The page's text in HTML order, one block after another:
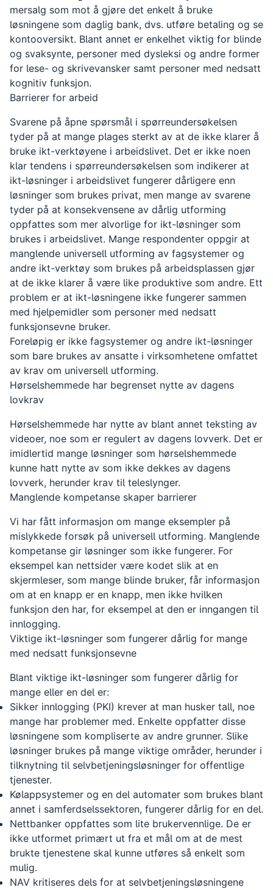
mersalg som mot å gjøre det enkelt å bruke
løsningene som daglig bank, dvs. utføre betaling og se
kontooversikt. Blant annet er enkelhet viktig for blinde
og svaksynte, personer med dysleksi og andre former
for lese- og skrivevansker samt personer med nedsatt
kognitiv funksjon.
Barrierer for arbeid
Svarene på åpne spørsmål i spørreundersøkelsen
tyder på at mange plages sterkt av at de ikke klarer å
bruke ikt-verktøyene i arbeidslivet. Det er ikke noen
klar tendens i spørreundersøkelsen som indikerer at
ikt-løsninger i arbeidslivet fungerer dårligere enn
løsninger som brukes privat, men mange av svarene
tyder på at konsekvensene av dårlig utforming
oppfattes som mer alvorlige for ikt-løsninger som
brukes i arbeidslivet. Mange respondenter oppgir at
manglende universell utforming av fagsystemer og
andre ikt-verktøy som brukes på arbeidsplassen gjør
at de ikke klarer å være like produktive som andre. Ett
problem er at ikt-løsningene ikke fungerer sammen
med hjelpemidler som personer med nedsatt
funksjonsevne bruker.
Foreløpig er ikke fagsystemer og andre ikt-løsninger
som bare brukes av ansatte i virksomhetene omfattet
av krav om universell utforming.
Hørselshemmede har begrenset nytte av dagens
lovkrav
Hørselshemmede har nytte av blant annet teksting av
videoer, noe som er regulert av dagens lovverk. Det er
imidlertid mange løsninger som hørselshemmede
kunne hatt nytte av som ikke dekkes av dagens
lovverk, herunder krav til teleslynger.
Manglende kompetanse skaper barrierer
Vi har fått informasjon om mange eksempler på
mislykkede forsøk på universell utforming. Manglende
kompetanse gir løsninger som ikke fungerer. For
eksempel kan nettsider være kodet slik at en
skjermleser, som mange blinde bruker, får informasjon
om at en knapp er en knapp, men ikke hvilken
funksjon den har, for eksempel at den er inngangen til
innlogging.
Viktige ikt-løsninger som fungerer dårlig for mange
med nedsatt funksjonsevne
Blant viktige ikt-løsninger som fungerer dårlig for
mange eller en del er:
Sikker innlogging (PKI) krever at man husker tall, noe
mange har problemer med. Enkelte oppfatter disse
løsningene som kompliserte av andre grunner. Slike
løsninger brukes på mange viktige områder, herunder i
tilknytning til selvbetjeningsløsninger for offentlige
tjenester.
Kølappsystemer og en del automater som brukes blant
annet i samferdselssektoren, fungerer dårlig for en del.
Nettbanker oppfattes som lite brukervennlige. De er
ikke utformet primært ut fra et mål om at de mest
brukte tjenestene skal kunne utføres så enkelt som
mulig.
NAV kritiseres dels for at selvbetjeningsløsningene